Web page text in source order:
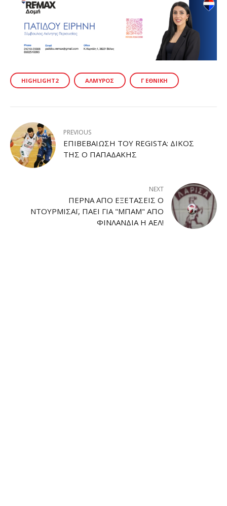
HIGHLIGHT2 ΑΛΜΥΡΌΣ Γ ΕΘΝΙΚΉ
PREVIOUS
ΕΠΙΒΕΒΑΊΩΣΗ ΤΟΥ REGISTA: ΔΙΚΌΣ
ΤΗΣ Ο ΠΑΠΑΔΆΚΗΣ
NEXT
ΠΕΡΝΆ ΑΠΌ ΕΞΕΤΆΣΕΙΣ Ο
ΝΤΟΥΡΜΙΣΆΙ, ΠΆΕΙ ΓΙΑ "ΜΠΑΜ" ΑΠΌ
ΦΙΝΛΑΝΔΊΑ Η ΑΕΛ!